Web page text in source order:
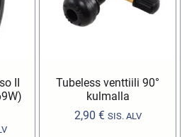
II
Tubeless venttiili 90°
kulmalla
2,90 € SIS. ALV